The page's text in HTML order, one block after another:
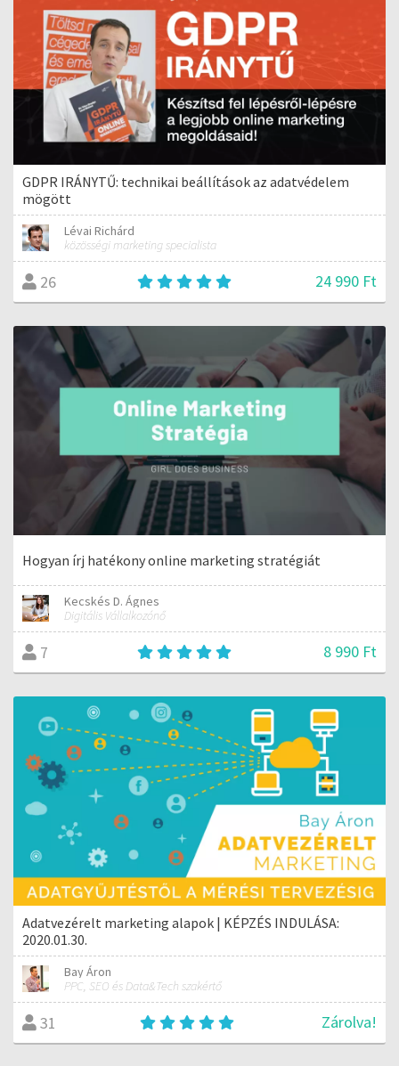
GDPR IRÁNYTŰ: technikai beállítások az adatvédelem
mögött
Lévai Richárd
közösségi marketing specialista
26 24 990 Ft
Hogyan írj hatékony online marketing stratégiát
Kecskés D. Ágnes
Digitális Vállalkozónő
7 8 990 Ft
Adatvezérelt marketing alapok | KÉPZÉS INDULÁSA:
2020.01.30.
Bay Áron
PPC, SEO és Data&Tech szakértő
31 Zárolva!